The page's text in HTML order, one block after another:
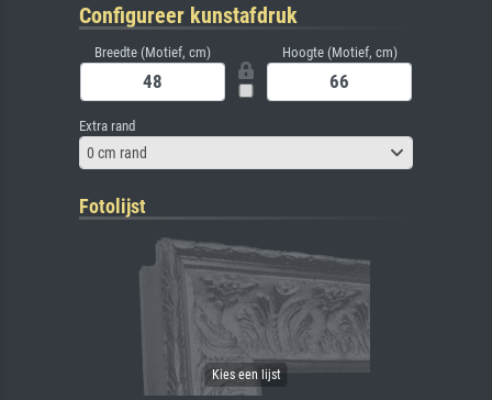
Configureer kunstafdruk
Breedte (Motief, cm) Hoogte (Motief, cm)
Extra rand
0 cm rand
Fotolijst